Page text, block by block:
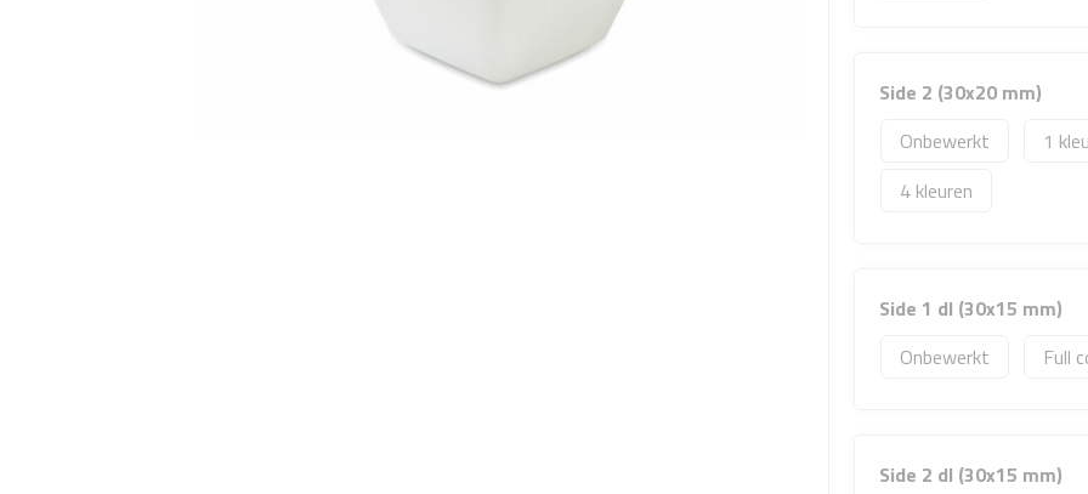
Side 2 (30x20 mm)
Onbewerkt
1
4
Side 1 dl (30x15 mm)
Onbewerkt
Full
Side 2 dl (30x15 mm)